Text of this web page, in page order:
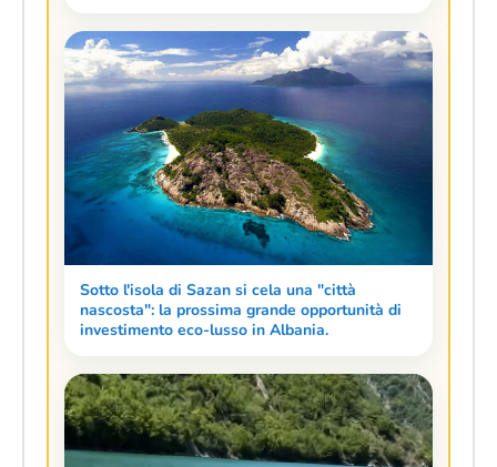
Sotto l'isola di Sazan si cela una "città
nascosta": la prossima grande opportunità di
investimento eco-lusso in Albania.